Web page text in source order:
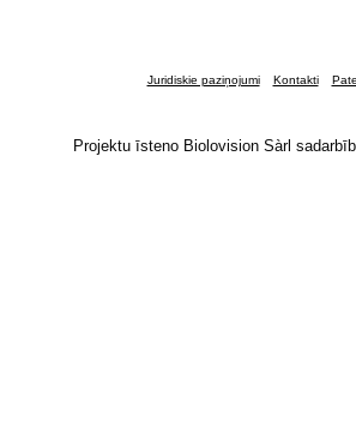
Juridiskie paziņojumi Kontakti
Projektu īsteno Biolovision Sàrl